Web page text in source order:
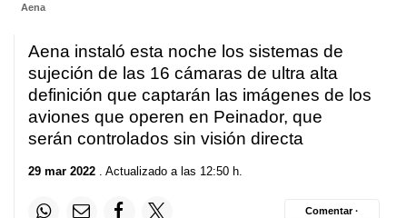
Aena
Aena instaló esta noche los sistemas de
sujeción de las 16 cámaras de ultra alta
definición que captarán las imágenes de los
aviones que operen en Peinador, que
serán controlados sin visión directa
29 mar 2022 . Actualizado a las 12:50 h.
Comentar ·